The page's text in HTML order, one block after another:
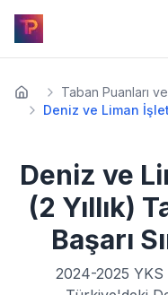
Taban Puanları ve
Deniz ve Liman
Deniz ve
(2 Yıllık)
Başarı
2024-2025